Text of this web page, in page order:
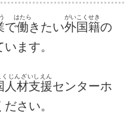
で働
はたら
きたい外国籍
がいこくせき
の
ます。
人材支援
じんざいしえん
センターホ
さい。